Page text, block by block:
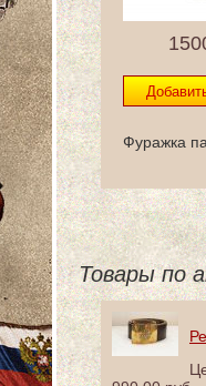
Фуражка
Товары по